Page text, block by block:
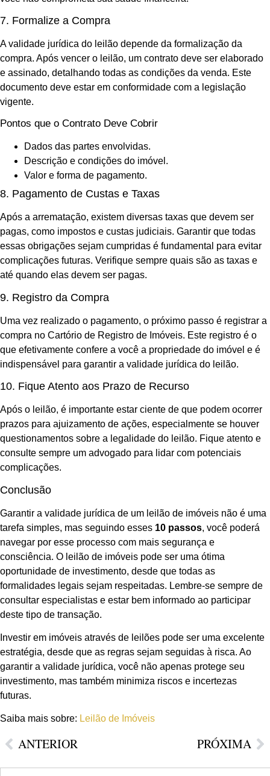
7. Formalize a Compra
A validade jurídica do leilão depende da formalização da
compra. Após vencer o leilão, um contrato deve ser elaborado
e assinado, detalhando todas as condições da venda. Este
documento deve estar em conformidade com a legislação
vigente.
Pontos que o Contrato Deve Cobrir
Dados das partes envolvidas.
Descrição e condições do imóvel.
Valor e forma de pagamento.
8. Pagamento de Custas e Taxas
Após a arrematação, existem diversas taxas que devem ser
pagas, como impostos e custas judiciais. Garantir que todas
essas obrigações sejam cumpridas é fundamental para evitar
complicações futuras. Verifique sempre quais são as taxas e
até quando elas devem ser pagas.
9. Registro da Compra
Uma vez realizado o pagamento, o próximo passo é registrar a
compra no Cartório de Registro de Imóveis. Este registro é o
que efetivamente confere a você a propriedade do imóvel e é
indispensável para garantir a validade jurídica do leilão.
10. Fique Atento aos Prazo de Recurso
Após o leilão, é importante estar ciente de que podem ocorrer
prazos para ajuizamento de ações, especialmente se houver
questionamentos sobre a legalidade do leilão. Fique atento e
consulte sempre um advogado para lidar com potenciais
complicações.
Conclusão
Garantir a validade jurídica de um leilão de imóveis não é uma
tarefa simples, mas seguindo esses 10 passos, você poderá
navegar por esse processo com mais segurança e
consciência. O leilão de imóveis pode ser uma ótima
oportunidade de investimento, desde que todas as
formalidades legais sejam respeitadas. Lembre-se sempre de
consultar especialistas e estar bem informado ao participar
deste tipo de transação.
Investir em imóveis através de leilões pode ser uma excelente
estratégia, desde que as regras sejam seguidas à risca. Ao
garantir a validade jurídica, você não apenas protege seu
investimento, mas também minimiza riscos e incertezas
futuras.
Saiba mais sobre: Leilão de Imóveis
ANTERIOR PRÓXIMA